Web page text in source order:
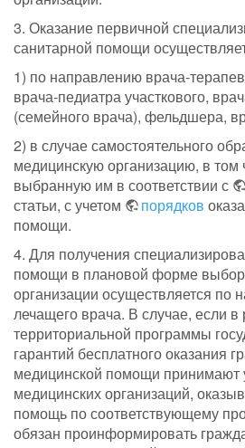
3. Оказание первичной
санитарной помощи
1) по направлению врача-
врача-педиатра участкового,
(семейного врача), фельдшера,
2) в случае самостоятельного
медицинскую организацию, в том
выбранную им в соответствии с
статьи, с учетом
порядков
помощи.
4. Для получения
помощи в плановой форме
организации осуществляется по
лечащего врача. В случае, если в
территориальной программы
гарантий бесплатного оказания
медицинской помощи принимают
медицинских организаций,
помощь по соответствующему
обязан проинформировать